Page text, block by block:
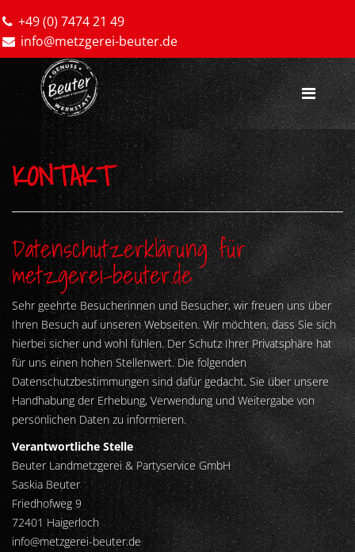
+49 (0) 7474 21 49
info@metzgerei-beuter.de
KONTAKT
Datenschutzerklärung für
metzgerei-beuter.de
Sehr geehrte Besucherinnen und Besucher, wir freuen uns über
Ihren Besuch auf unseren Webseiten. Wir möchten, dass Sie sich
hierbei sicher und wohl fühlen. Der Schutz Ihrer Privatsphäre hat
für uns einen hohen Stellenwert. Die folgenden
Datenschutzbestimmungen sind dafür gedacht, Sie über unsere
Handhabung der Erhebung, Verwendung und Weitergabe von
persönlichen Daten zu informieren.
Verantwortliche Stelle
Beuter Landmetzgerei & Partyservice GmbH
Saskia Beuter
Friedhofweg 9
72401 Haigerloch
info@metzgerei-beuter.de